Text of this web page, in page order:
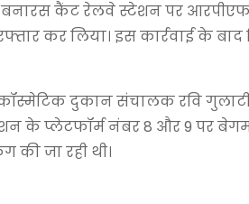
बनारस कैंट रेलवे स्टेशन पर
कर लिया। इस कार्रवाई के बाद
दुकान संचालक रवि
प्लेटफॉर्म नंबर 8 और 9 पर
की जा रही थी।